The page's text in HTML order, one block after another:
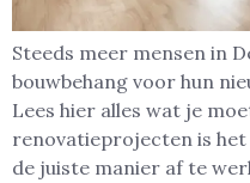
Steeds meer mensen in
bouwbehang voor hun
Lees hier alles wat je
renovatieprojecten is het
de juiste manier af te